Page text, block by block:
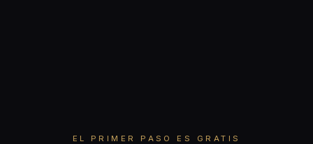
EL PRIMER PASO ES GRATIS